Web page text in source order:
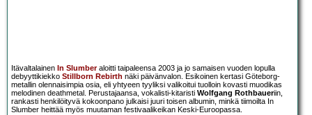
Itävaltalainen In Slumberaloitti taipaleensa 2003 ja jo samaisen vuoden lopulla
debyyttikiekko Stillborn Rebirth näki päivänvalon. Esikoinen kertasi Göteborg-
metallin olennaisimpia osia, eli yhtyeen tyyliksi valikoitui tuolloin kovasti muodikas
melodinen deathmetal. Perustajaansa, vokalisti-kitaristi Wolfgang Rothbaueriin,
rankasti henkilöityvä kokoonpano julkaisi juuri toisen albumin, minkä tiimoilta In
Slumber heittää myös muutaman festivaalikeikan Keski-Euroopassa.